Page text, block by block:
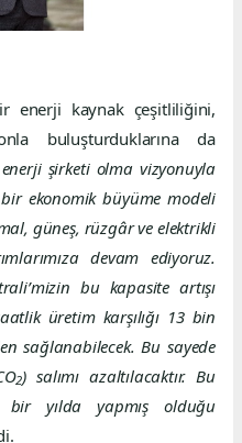
enerji kaynak çeşitliliğini,
buluşturduklarına da
enerji şirketi olma vizyonuyla
bir ekonomik büyüme modeli
güneş, rüzgâr ve elektrikli
devam ediyoruz.
bu kapasite artışı
üretim karşılığı 13 bin
sağlanabilecek. Bu sayede
2) salımı azaltılacaktır. Bu
yılda yapmış olduğu